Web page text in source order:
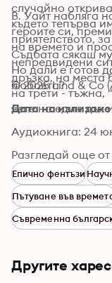
случайно
където тепърва
приятелството,
Съдбата сякаш
Но дали е готов
любовта?
В. Уайт набляга
героите си,
на времето и
непредвидени
дръзка, на места
на трети - тъжна,
чете на един дъх
© 2025 Lind & Co
Дата на излизане
Аудиокнига: 24
Разгледай още от
Епично фентъзи
Пътуване във
Съвременна
Другите